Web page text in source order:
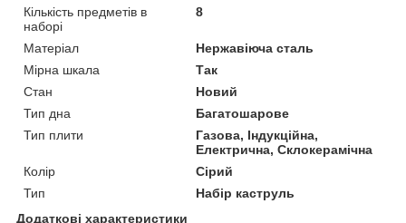
Кількість предметів в
наборі
8
Матеріал
Нержавіюча сталь
Мірна шкала
Так
Стан
Новий
Тип дна
Багатошарове
Тип плити
Газова, Індукційна,
Електрична, Склокерамічна
Колір
Сірий
Тип
Набір каструль
Додаткові характеристики